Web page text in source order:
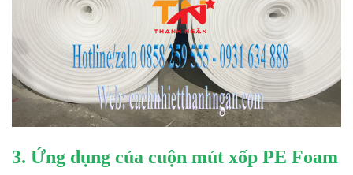
3. Ứng dụng của cuộn mút xốp PE Foam